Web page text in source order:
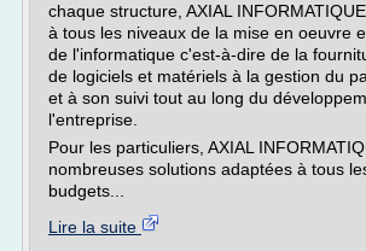
chaque structure, AXIAL
à tous les niveaux de la mise en oeuvre
de l'informatique c'est-à-dire de la
de logiciels et matériels à la gestion du
et à son suivi tout au long du
l'entreprise.
Pour les particuliers, AXIAL
nombreuses solutions adaptées à tous
budgets...
Lire la suite